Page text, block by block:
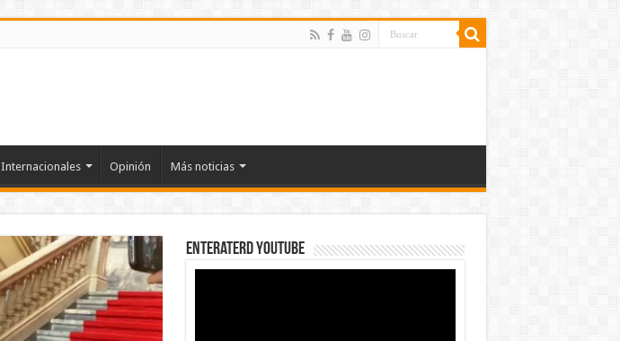
Internacionales Opinión Más noticias
EnterateRD YOUTUBE